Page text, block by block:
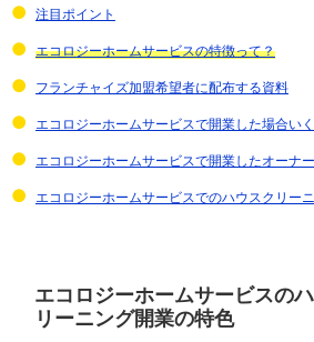
注目ポイント
エコロジーホームサービスの特徴って？
フランチャイズ加盟希望者に配布する資料
エコロジーホームサービスで開業した場合い
エコロジーホームサービスで開業したオーナ
エコロジーホームサービスでのハウスクリー
エコロジーホームサービスの
リーニング開業の特色